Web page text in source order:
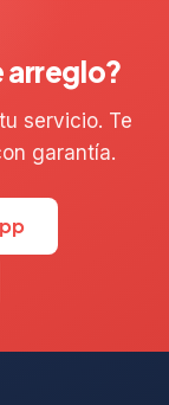
arreglo?
servicio. Te
garantía.